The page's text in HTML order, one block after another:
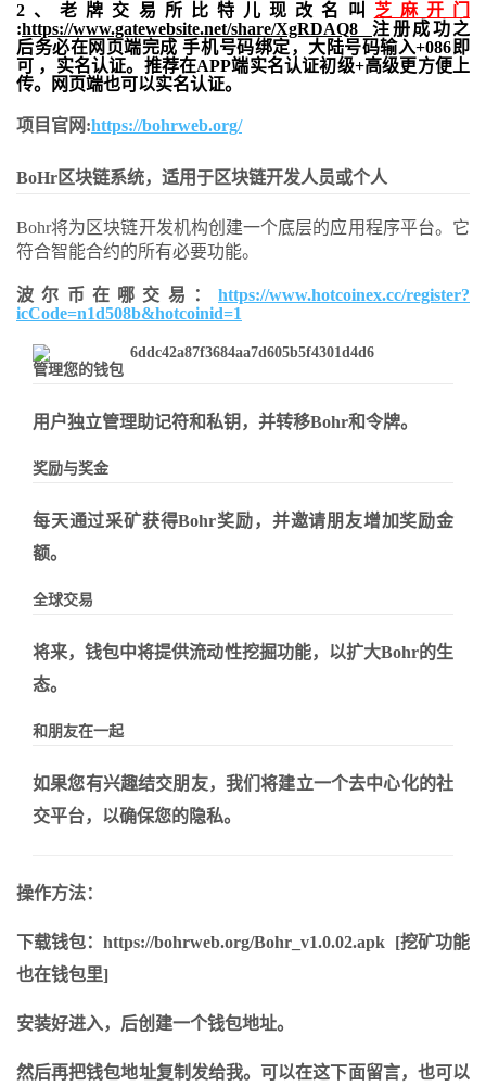
2、老牌交易所比特儿现改名叫 芝麻开门
:https://www.gatewebsite.net/share/XgRDAQ8 注册成功之
后务必在网页端完成 手机号码绑定，大陆号码输入+086即
可 ，实名认证。推荐在APP端实名认证初级+高级更方便上
传。网页端也可以实名认证。
项目官网:https://bohrweb.org/
BoHr区块链系统，适用于区块链开发人员或个人
Bohr将为区块链开发机构创建一个底层的应用程序平台。它
符合智能合约的所有必要功能。
波尔币在哪交易： https://www.hotcoinex.cc/register?
icCode=n1d508b&hotcoinid=1
管理您的钱包
用户独立管理助记符和私钥，并转移Bohr和令牌。
奖励与奖金
每天通过采矿获得Bohr奖励，并邀请朋友增加奖励金
额。
全球交易
将来，钱包中将提供流动性挖掘功能，以扩大Bohr的生
态。
和朋友在一起
如果您有兴趣结交朋友，我们将建立一个去中心化的社
交平台，以确保您的隐私。
操作方法：
下载钱包：https://bohrweb.org/Bohr_v1.0.02.apk [挖矿功能
也在钱包里]
安装好进入，后创建一个钱包地址。
然后再把钱包地址复制发给我。可以在这下面留言，也可以